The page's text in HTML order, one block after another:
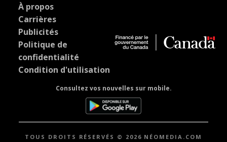
À propos
Carrières
Publicités
Politique de
confidentialité
Condition d'utilisation
Consultez vos nouvelles sur mobile.
TOUS DROITS RÉSERVÉS © 2026 NÉOMEDIA.COM